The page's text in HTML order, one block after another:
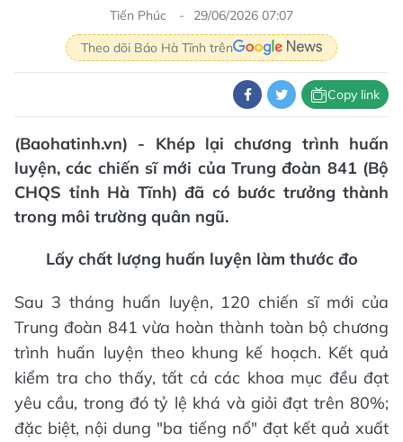
Tiến Phúc
29/06/2026 07:07
Theo dõi Báo Hà Tĩnh trên
Copy link
(Baohatinh.vn) - Khép lại chương trình huấn
luyện, các chiến sĩ mới của Trung đoàn 841 (Bộ
CHQS tỉnh Hà Tĩnh) đã có bước trưởng thành
trong môi trường quân ngũ.
Lấy chất lượng huấn luyện làm thước đo
Sau 3 tháng huấn luyện, 120 chiến sĩ mới của
Trung đoàn 841 vừa hoàn thành toàn bộ chương
trình huấn luyện theo khung kế hoạch. Kết quả
kiểm tra cho thấy, tất cả các khoa mục đều đạt
yêu cầu, trong đó tỷ lệ khá và giỏi đạt trên 80%;
đặc biệt, nội dung "ba tiếng nổ" đạt kết quả xuất